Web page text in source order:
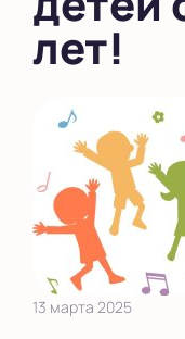
в
лет!
13 марта 2025